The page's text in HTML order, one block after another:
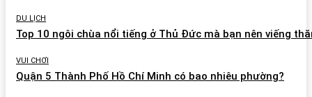
DU LỊCH
Top 10 ngôi chùa nổi tiếng ở Thủ Đức mà bạn nên viếng
VUI CHƠI
Quận 5 Thành Phố Hồ Chí Minh có bao nhiêu phường?